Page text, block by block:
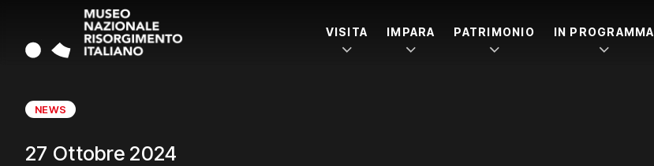
VISITA IMPARA PATRIMONIO IN PROGRAMMA
NEWS
27 Ottobre 2024